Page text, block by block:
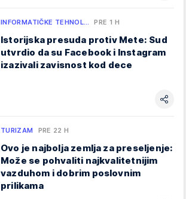
INFORMATIČKE TEHNOL… PRE 1 H
Istorijska presuda protiv Mete: Sud
utvrdio da su Facebook i Instagram
izazivali zavisnost kod dece
TURIZAM PRE 22 H
Ovo je najbolja zemlja za preseljenje:
Može se pohvaliti najkvalitetnijim
vazduhom i dobrim poslovnim
prilikama